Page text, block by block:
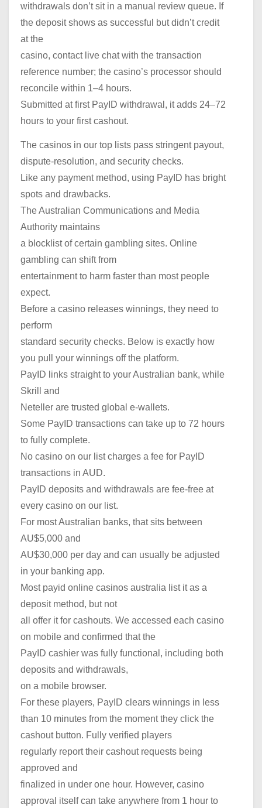
withdrawals don’t sit in a manual review queue. If
the deposit shows as successful but didn’t credit
at the
casino, contact live chat with the transaction
reference number; the casino’s processor should
reconcile within 1–4 hours.
Submitted at first PayID withdrawal, it adds 24–72
hours to your first cashout.
The casinos in our top lists pass stringent payout,
dispute-resolution, and security checks.
Like any payment method, using PayID has bright
spots and drawbacks.
The Australian Communications and Media
Authority maintains
a blocklist of certain gambling sites. Online
gambling can shift from
entertainment to harm faster than most people
expect.
Before a casino releases winnings, they need to
perform
standard security checks. Below is exactly how
you pull your winnings off the platform.
PayID links straight to your Australian bank, while
Skrill and
Neteller are trusted global e-wallets.
Some PayID transactions can take up to 72 hours
to fully complete.
No casino on our list charges a fee for PayID
transactions in AUD.
PayID deposits and withdrawals are fee-free at
every casino on our list.
For most Australian banks, that sits between
AU$5,000 and
AU$30,000 per day and can usually be adjusted
in your banking app.
Most payid online casinos australia list it as a
deposit method, but not
all offer it for cashouts. We accessed each casino
on mobile and confirmed that the
PayID cashier was fully functional, including both
deposits and withdrawals,
on a mobile browser.
For these players, PayID clears winnings in less
than 10 minutes from the moment they click the
cashout button. Fully verified players
regularly report their cashout requests being
approved and
finalized in under one hour. However, casino
approval itself can take anywhere from 1 hour to